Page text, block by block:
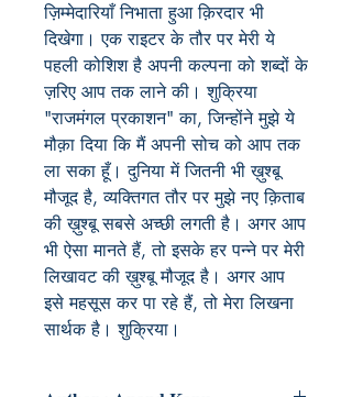
ज़िम्मेदारियाँ निभाता हुआ क़िरदार भी
दिखेगा। एक राइटर के तौर पर मेरी ये
पहली कोशिश है अपनी कल्पना को शब्दों के
ज़रिए आप तक लाने की। शुक्रिया
"राजमंगल प्रकाशन" का, जिन्होंने मुझे ये
मौक़ा दिया कि मैं अपनी सोच को आप तक
ला सका हूँ। दुनिया में जितनी भी ख़ुश्बू
मौजूद है, व्यक्तिगत तौर पर मुझे नए क़िताब
की ख़ुश्बू सबसे अच्छी लगती है। अगर आप
भी ऐसा मानते हैं, तो इसके हर पन्ने पर मेरी
लिखावट की ख़ुश्बू मौजूद है। अगर आप
इसे महसूस कर पा रहे हैं, तो मेरा लिखना
सार्थक है। शुक्रिया।